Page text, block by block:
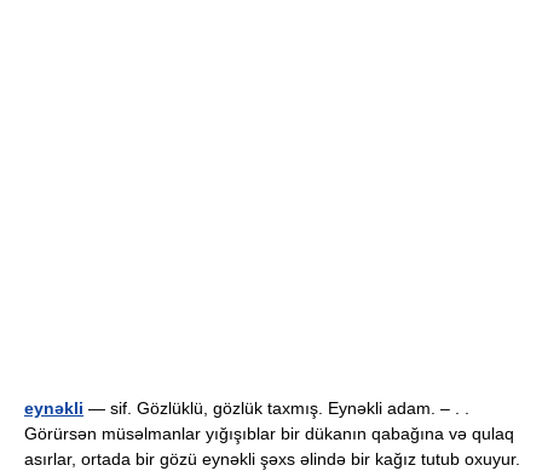
eynəkli — sif. Gözlüklü, gözlük taxmış. Eynəkli adam. – . .
Görürsən müsəlmanlar yığışıblar bir dükanın qabağına və qulaq
asırlar, ortada bir gözü eynəkli şəxs əlində bir kağız tutub oxuyur.